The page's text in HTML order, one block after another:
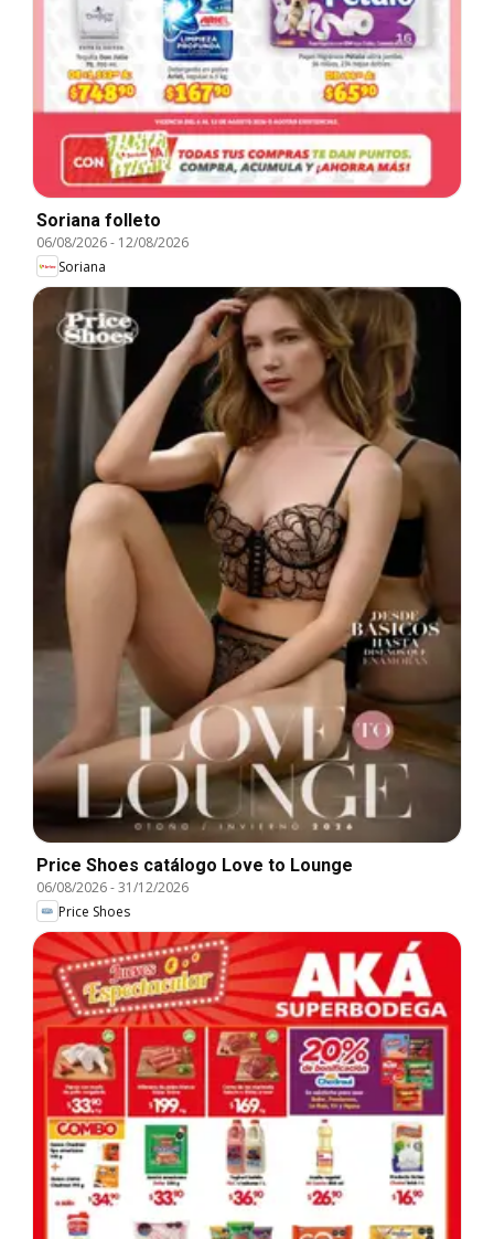
Soriana folleto
06/08/2026- 12/08/2026
Soriana
Price Shoes catálogo Love to Lounge
06/08/2026-31/12/2026
Price Shoes